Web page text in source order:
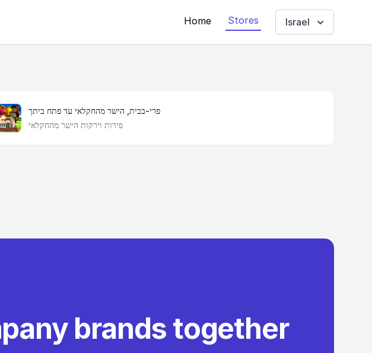
Home Stores Israel
פרי-בבית, הישר מהחקלאי עד פתח ביתך
פירות וירקות הישר מהחקלאי
brands together